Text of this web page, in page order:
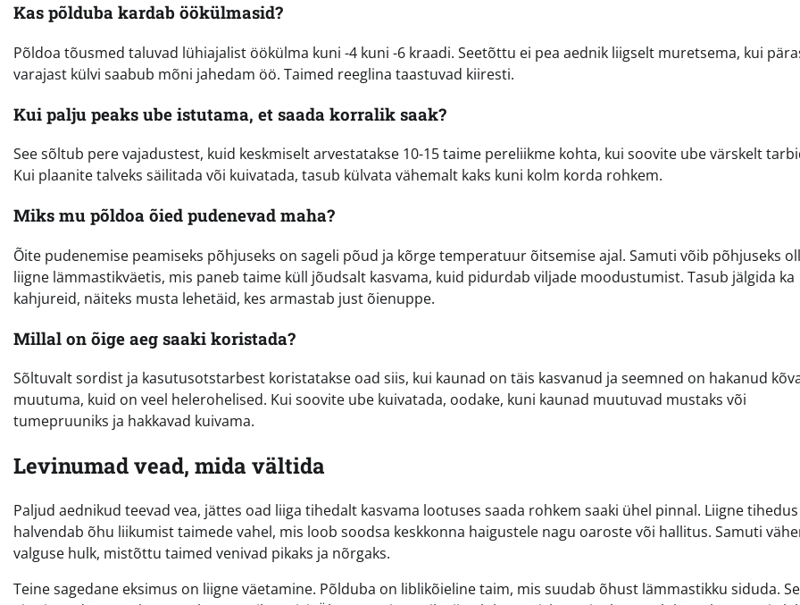
Kas põlduba kardab öökülmasid?
Põldoa tõusmed taluvad lühiajalist öökülma kuni -4 kuni -6 kraadi. Seetõttu ei pea aednik liigselt muretsema, kui
varajast külvi saabub mõni jahedam öö. Taimed reeglina taastuvad kiiresti.
Kui palju peaks ube istutama, et saada korralik saak?
See sõltub pere vajadustest, kuid keskmiselt arvestatakse 10-15 taime pereliikme kohta, kui soovite ube värskelt
Kui plaanite talveks säilitada või kuivatada, tasub külvata vähemalt kaks kuni kolm korda rohkem.
Miks mu põldoa õied pudenevad maha?
Õite pudenemise peamiseks põhjuseks on sageli põud ja kõrge temperatuur õitsemise ajal. Samuti võib põhjuseks
liigne lämmastikväetis, mis paneb taime küll jõudsalt kasvama, kuid pidurdab viljade moodustumist. Tasub jälgida ka
kahjureid, näiteks musta lehetäid, kes armastab just õienuppe.
Millal on õige aeg saaki koristada?
Sõltuvalt sordist ja kasutusotstarbest koristatakse oad siis, kui kaunad on täis kasvanud ja seemned on hakanud
muutuma, kuid on veel helerohelised. Kui soovite ube kuivatada, oodake, kuni kaunad muutuvad mustaks või
tumepruuniks ja hakkavad kuivama.
Levinumad vead, mida vältida
Paljud aednikud teevad vea, jättes oad liiga tihedalt kasvama lootuses saada rohkem saaki ühel pinnal. Liigne tihedus
halvendab õhu liikumist taimede vahel, mis loob soodsa keskkonna haigustele nagu oaroste või hallitus. Samuti
valguse hulk, mistõttu taimed venivad pikaks ja nõrgaks.
Teine sagedane eksimus on liigne väetamine. Põlduba on liblikõieline taim, mis suudab õhust lämmastikku siduda.